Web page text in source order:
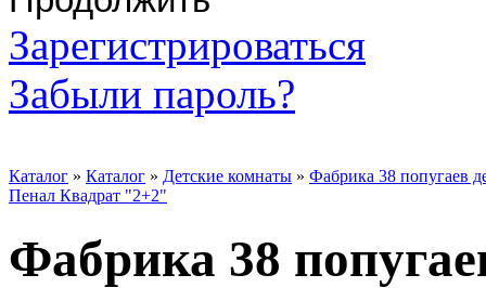
Зарегистрироваться
Забыли пароль?
Каталог » Каталог » Детские комнаты » Фабрика 38 попугаев
Пенал Квадрат "2+2"
Фабрика 38